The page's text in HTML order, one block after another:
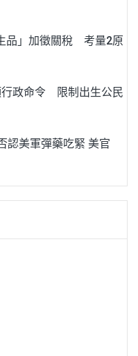
品」加徵關稅 考量2原
行政命令 限制出生公民
認美軍彈藥吃緊 美官